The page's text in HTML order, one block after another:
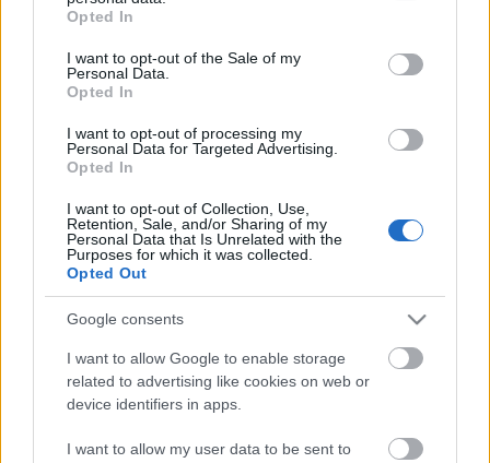
grant or deny consent to Google and its third-party tags to
use your data for below specified purposes in below Google
consent section.
Opted In
I want to opt-out of the Sale of my
Personal Data.
Opted In
I want to opt-out of processing my
Personal Data for Targeted Advertising.
Opted In
I want to opt-out of Collection, Use,
Retention, Sale, and/or Sharing of my
Personal Data that Is Unrelated with the
Purposes for which it was collected.
Opted Out
Google consents
I want to allow Google to enable storage
related to advertising like cookies on web or
device identifiers in apps.
I want to allow my user data to be sent to
Amélie utolsó napjai
stolzingimalter
Egy hete van még, szegénynek, és vége, jövő
Yorkban. Márciusban indult, szóval még egy musical
a zenés darabok nagy temetőjében, pedig filmből
van, tehát más is, meg ugyanaz is. Pedig a pénzes
emberek igyekeznek minimalizálni a kockázatot,
voltak próba…